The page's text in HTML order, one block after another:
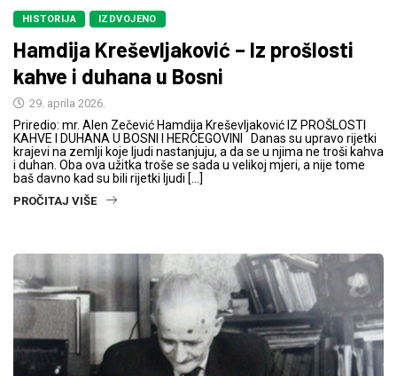
HISTORIJA IZDVOJENO
Hamdija Kreševljaković – Iz prošlosti
kahve i duhana u Bosni
29. aprila 2026.
Priredio: mr. Alen Zečević Hamdija Kreševljaković IZ PROŠLOSTI
KAHVE I DUHANA U BOSNI I HERCEGOVINI Danas su upravo rijetki
krajevi na zemlji koje ljudi nastanjuju, a da se u njima ne troši kahva
i duhan. Oba ova užitka troše se sada u velikoj mjeri, a nije tome
baš davno kad su bili rijetki ljudi […]
PROČITAJ VIŠE